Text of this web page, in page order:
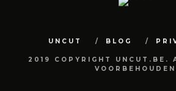
UNCUT BLOG
2019 COPYRIGHT UNCUT.BE.